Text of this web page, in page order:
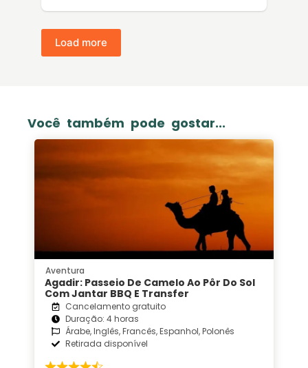
Load more
Você também pode gostar...
Aventura
Agadir: Passeio De Camelo Ao Pôr Do Sol
Com Jantar BBQ E Transfer
Cancelamento gratuito
Duração: 4 horas
Árabe, Inglês, Francês, Espanhol, Polonês
Retirada disponível